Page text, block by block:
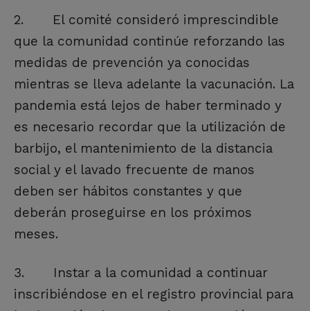
2. El comité consideró imprescindible
que la comunidad continúe reforzando las
medidas de prevención ya conocidas
mientras se lleva adelante la vacunación. La
pandemia está lejos de haber terminado y
es necesario recordar que la utilización de
barbijo, el mantenimiento de la distancia
social y el lavado frecuente de manos
deben ser hábitos constantes y que
deberán proseguirse en los próximos
meses.
3. Instar a la comunidad a continuar
inscribiéndose en el registro provincial para